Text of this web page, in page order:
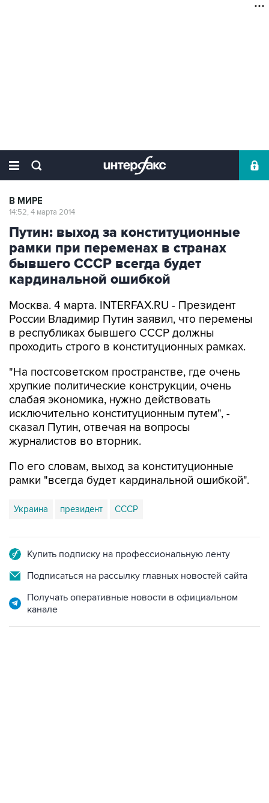
В МИРЕ
14:52, 4 марта 2014
Путин: выход за конституционные
рамки при переменах в странах
бывшего СССР всегда будет
кардинальной ошибкой
Москва. 4 марта. INTERFAX.RU - Президент
России Владимир Путин заявил, что перемены
в республиках бывшего СССР должны
проходить строго в конституционных рамках.
"На постсоветском пространстве, где очень
хрупкие политические конструкции, очень
слабая экономика, нужно действовать
исключительно конституционным путем", -
сказал Путин, отвечая на вопросы
журналистов во вторник.
По его словам, выход за конституционные
рамки "всегда будет кардинальной ошибкой".
Украина президент СССР
Купить подписку на профессиональную ленту
Подписаться на рассылку главных новостей сайта
Получать оперативные новости в официальном
канале